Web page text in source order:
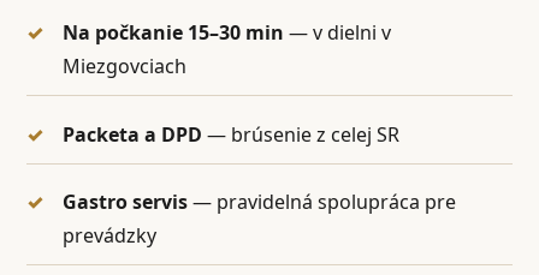
Na počkanie 15–30 min — v dielni v
Miezgovciach
Packeta a DPD — brúsenie z celej SR
Gastro servis— pravidelná spolupráca pre
prevádzky